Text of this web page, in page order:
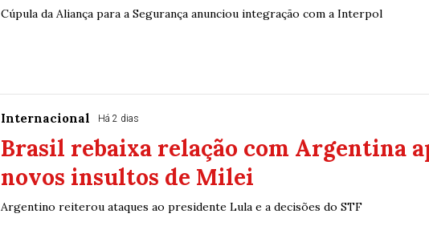
Cúpula da Aliança para a Segurança anunciou integração com a Interpol
Internacional Há 2 dias
Brasil rebaixa relação com Argentina
novos insultos de Milei
Argentino reiterou ataques ao presidente Lula e a decisões do STF